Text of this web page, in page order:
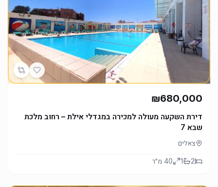
₪680,000
דירת השקעה מעולה למכירה במגדלי אילת – רחוב מלכת
שבא 7
צאלים
2
1
40 מ״ר